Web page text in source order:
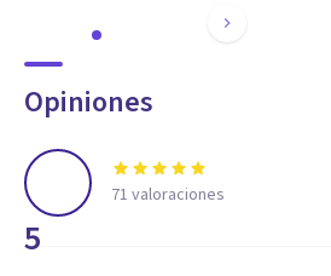
Opiniones
5
71 valoraciones